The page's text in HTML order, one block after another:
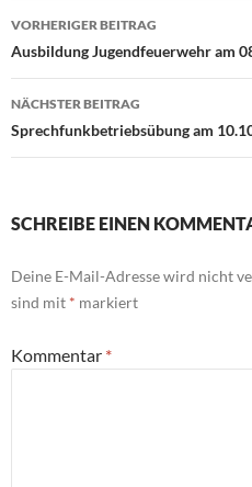
Beitragsnavigation
VORHERIGER BEITRAG
Ausbildung Jugendfeuerwehr am
NÄCHSTER BEITRAG
Sprechfunkbetriebsübung am
SCHREIBE EINEN
Deine E-Mail-Adresse wird nicht
sind mit * markiert
Kommentar *